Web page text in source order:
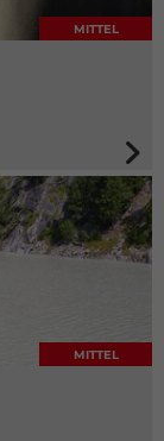
MITTEL
MITTEL